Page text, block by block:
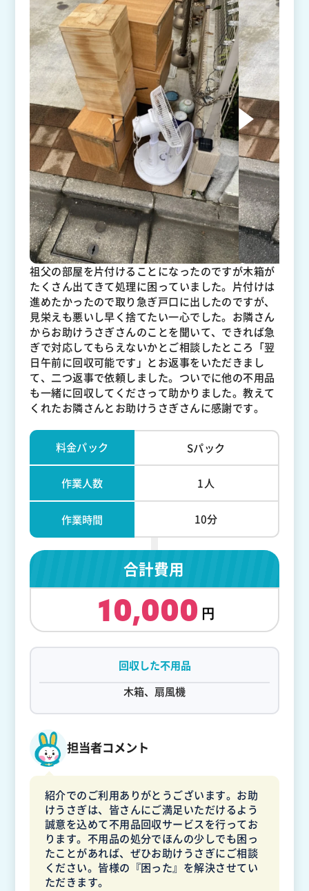
祖父の部屋を片付けることになったのですが木箱が
たくさん出てきて処理に困っていました。片付けは
進めたかったので取り急ぎ戸口に出したのですが、
見栄えも悪いし早く捨てたい一心でした。お隣さん
からお助けうさぎさんのことを聞いて、できれば急
ぎで対応してもらえないかとご相談したところ「翌
日午前に回収可能です」とお返事をいただきまし
て、二つ返事で依頼しました。ついでに他の不用品
も一緒に回収してくださって助かりました。教えて
くれたお隣さんとお助けうさぎさんに感謝です。
料金パック Sパック
作業人数 1人
作業時間 10分
合計費用
10,000
回収した不用品
木箱、扇風機
担当者コメント
紹介でのご利用ありがとうございます。お助
けうさぎは、皆さんにご満足いただけるよう
誠意を込めて不用品回収サービスを行ってお
ります。不用品の処分でほんの少しでも困っ
たことがあれば、ぜひお助けうさぎにご相談
ください。皆様の『困った』を解決させてい
ただきます。